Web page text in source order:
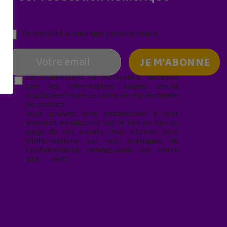
Parentalité numérique (le lundi matin)
En soumettant ce formulaire, j’accepte
que les informations saisies soient
exploitées* dans le cadre de ma demande
de contact.
Vous pouvez vous désabonner à tout
moment en cliquant sur le lien en bas de
page de nos emails. Pour obtenir plus
d'informations sur nos pratiques de
confidentialité, rendez-vous sur notre
site web